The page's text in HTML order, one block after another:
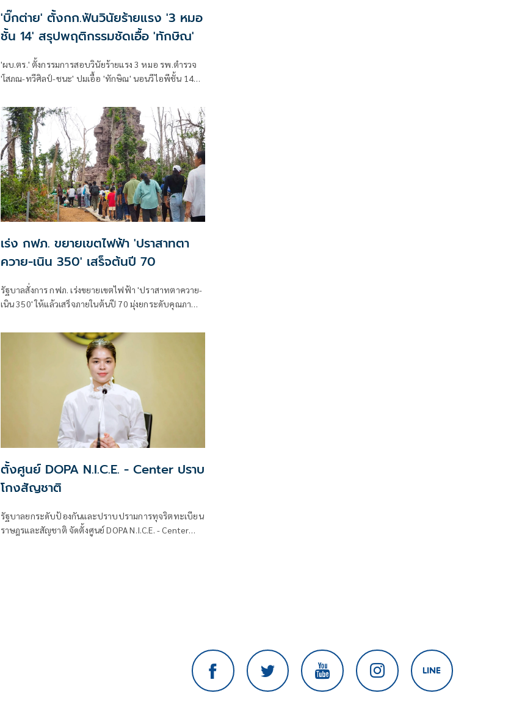
'บิ๊กต่าย' ตั้งกก.ฟันวินัยร้ายแรง '3 หมอ
ชั้น 14' สรุปพฤติกรรมชัดเอื้อ 'ทักษิณ'
'ผบ.ตร.' ตั้งกรรมการสอบวินัยร้ายแรง 3 หมอ รพ.ตำรวจ
'โสภณ-ทวีศิลป์-ชนะ' ปมเอื้อ 'ทักษิณ' นอนวีไอพีชั้น 14
เร่ง กฟภ. ขยายเขตไฟฟ้า 'ปราสาทตา
ควาย-เนิน 350' เสร็จต้นปี 70
รัฐบาลสั่งการ กฟภ. เร่งขยายเขตไฟฟ้า 'ปราสาทตาควาย-
เนิน 350' ให้แล้วเสร็จภายในต้นปี 70 มุ่งยกระดับคุณภาพ
ชายแดน
ตั้งศูนย์ DOPA N.I.C.E. - Center ปราบ
โกงสัญชาติ
รัฐบาลยกระดับป้องกันและปราบปรามการทุจริตทะเบียน
ราษฎรและสัญชาติ จัดตั้งศูนย์ DOPA N.I.C.E. - Center